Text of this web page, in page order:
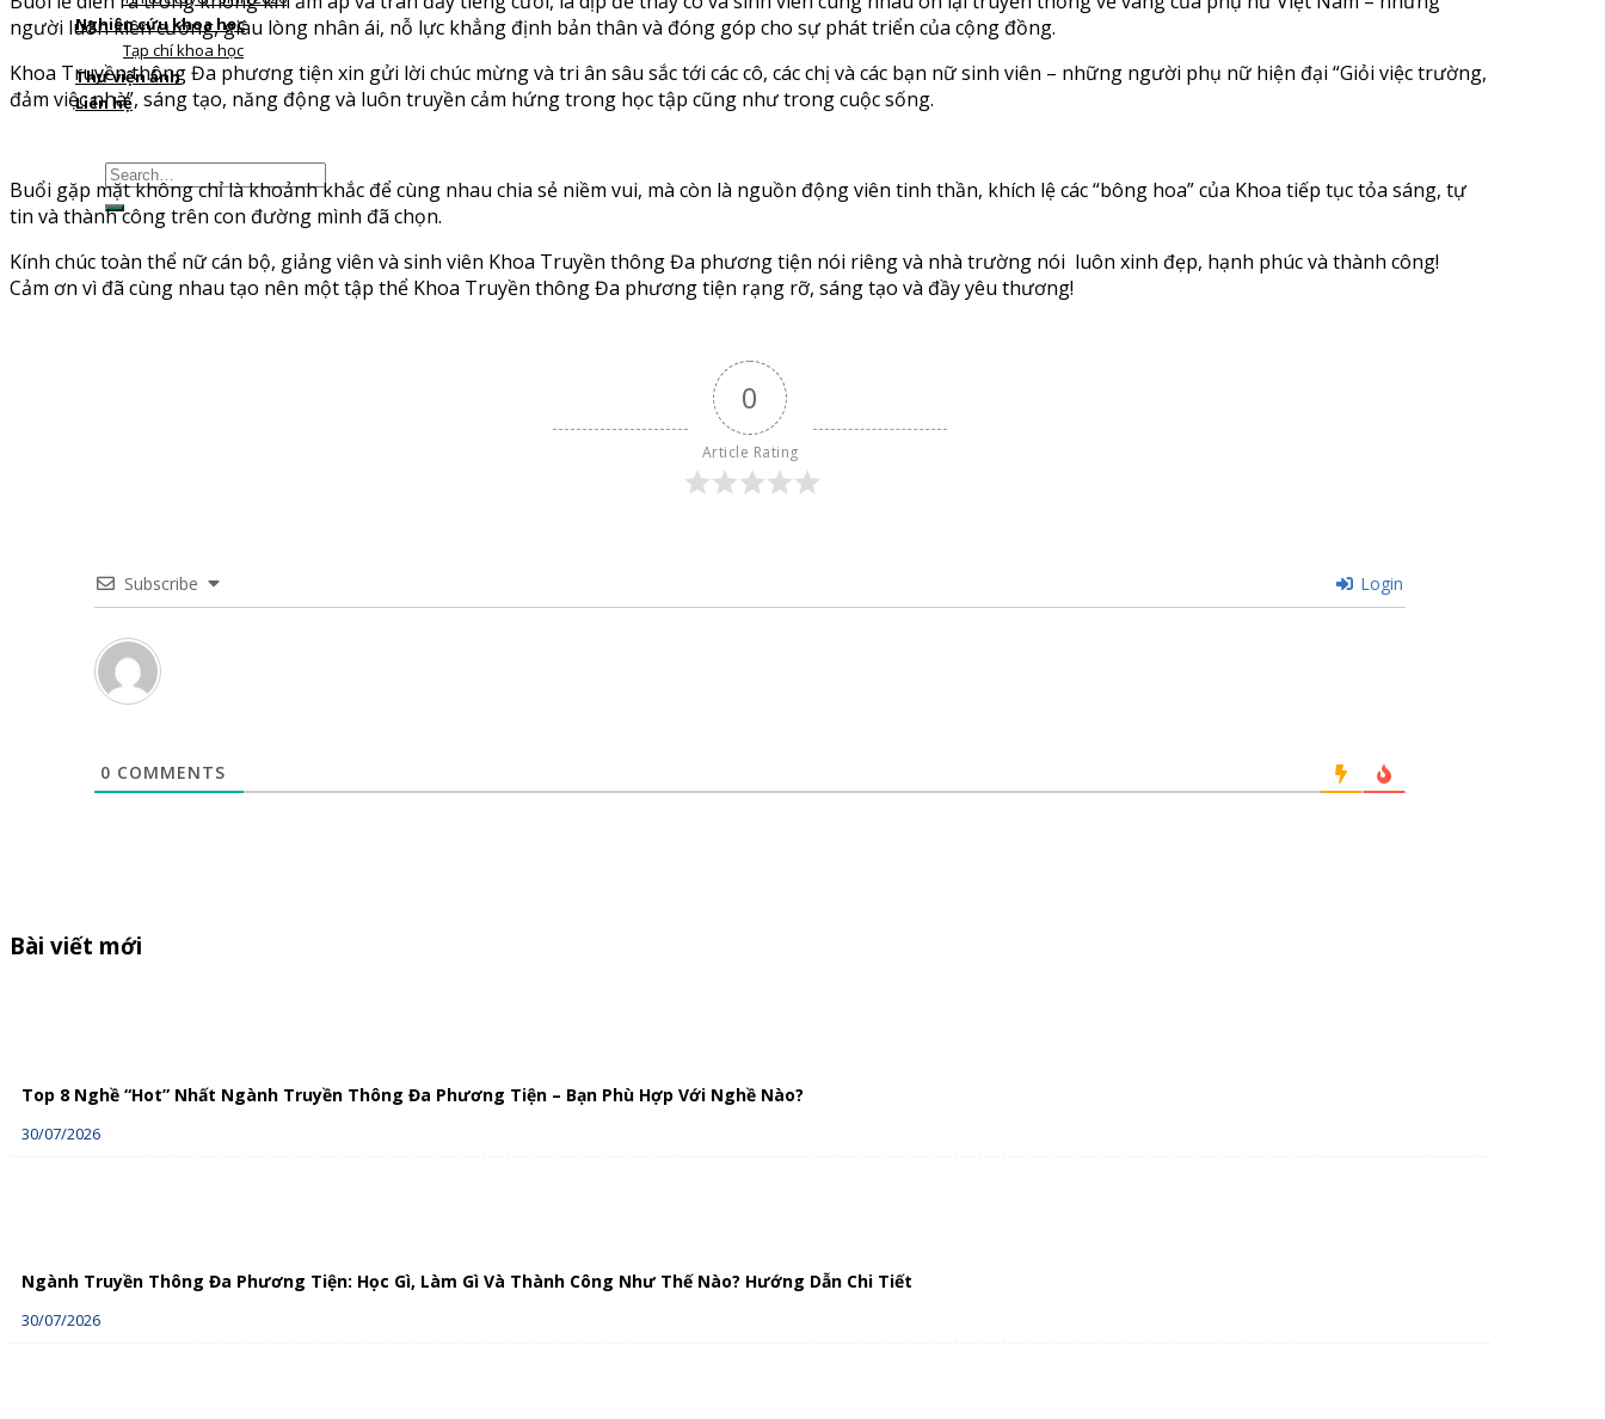
Nghiên cứu khoa học
Tạp chí khoa học
Thư viện ảnh
Liên hệ
người luôn kiên cường, giàu lòng nhân ái, nỗ lực khẳng định bản thân và đóng góp cho sự phát triển của cộng đồng.
Khoa Truyền thông Đa phương tiện xin gửi lời chúc mừng và tri ân sâu sắc tới các cô, các chị và các bạn nữ sinh viên – những người phụ nữ hiện đại “Giỏi việc trường,
đảm việc nhà”, sáng tạo, năng động và luôn truyền cảm hứng trong học tập cũng như trong cuộc sống.
Buổi gặp mặt không chỉ là khoảnh khắc để cùng nhau chia sẻ niềm vui, mà còn là nguồn động viên tinh thần, khích lệ các “bông hoa” của Khoa tiếp tục tỏa sáng, tự
tin và thành công trên con đường mình đã chọn.
Kính chúc toàn thể nữ cán bộ, giảng viên và sinh viên Khoa Truyền thông Đa phương tiện nói riêng và nhà trường nói luôn xinh đẹp, hạnh phúc và thành công!
Cảm ơn vì đã cùng nhau tạo nên một tập thể Khoa Truyền thông Đa phương tiện rạng rỡ, sáng tạo và đầy yêu thương!
0
Article Rating
Subscribe Login
0 COMMENTS
Bài viết mới
Top 8 Nghề “Hot” Nhất Ngành Truyền Thông Đa Phương Tiện – Bạn Phù Hợp Với Nghề Nào?
30/07/2026
Ngành Truyền Thông Đa Phương Tiện: Học Gì, Làm Gì Và Thành Công Như Thế Nào? Hướng Dẫn Chi Tiết
30/07/2026